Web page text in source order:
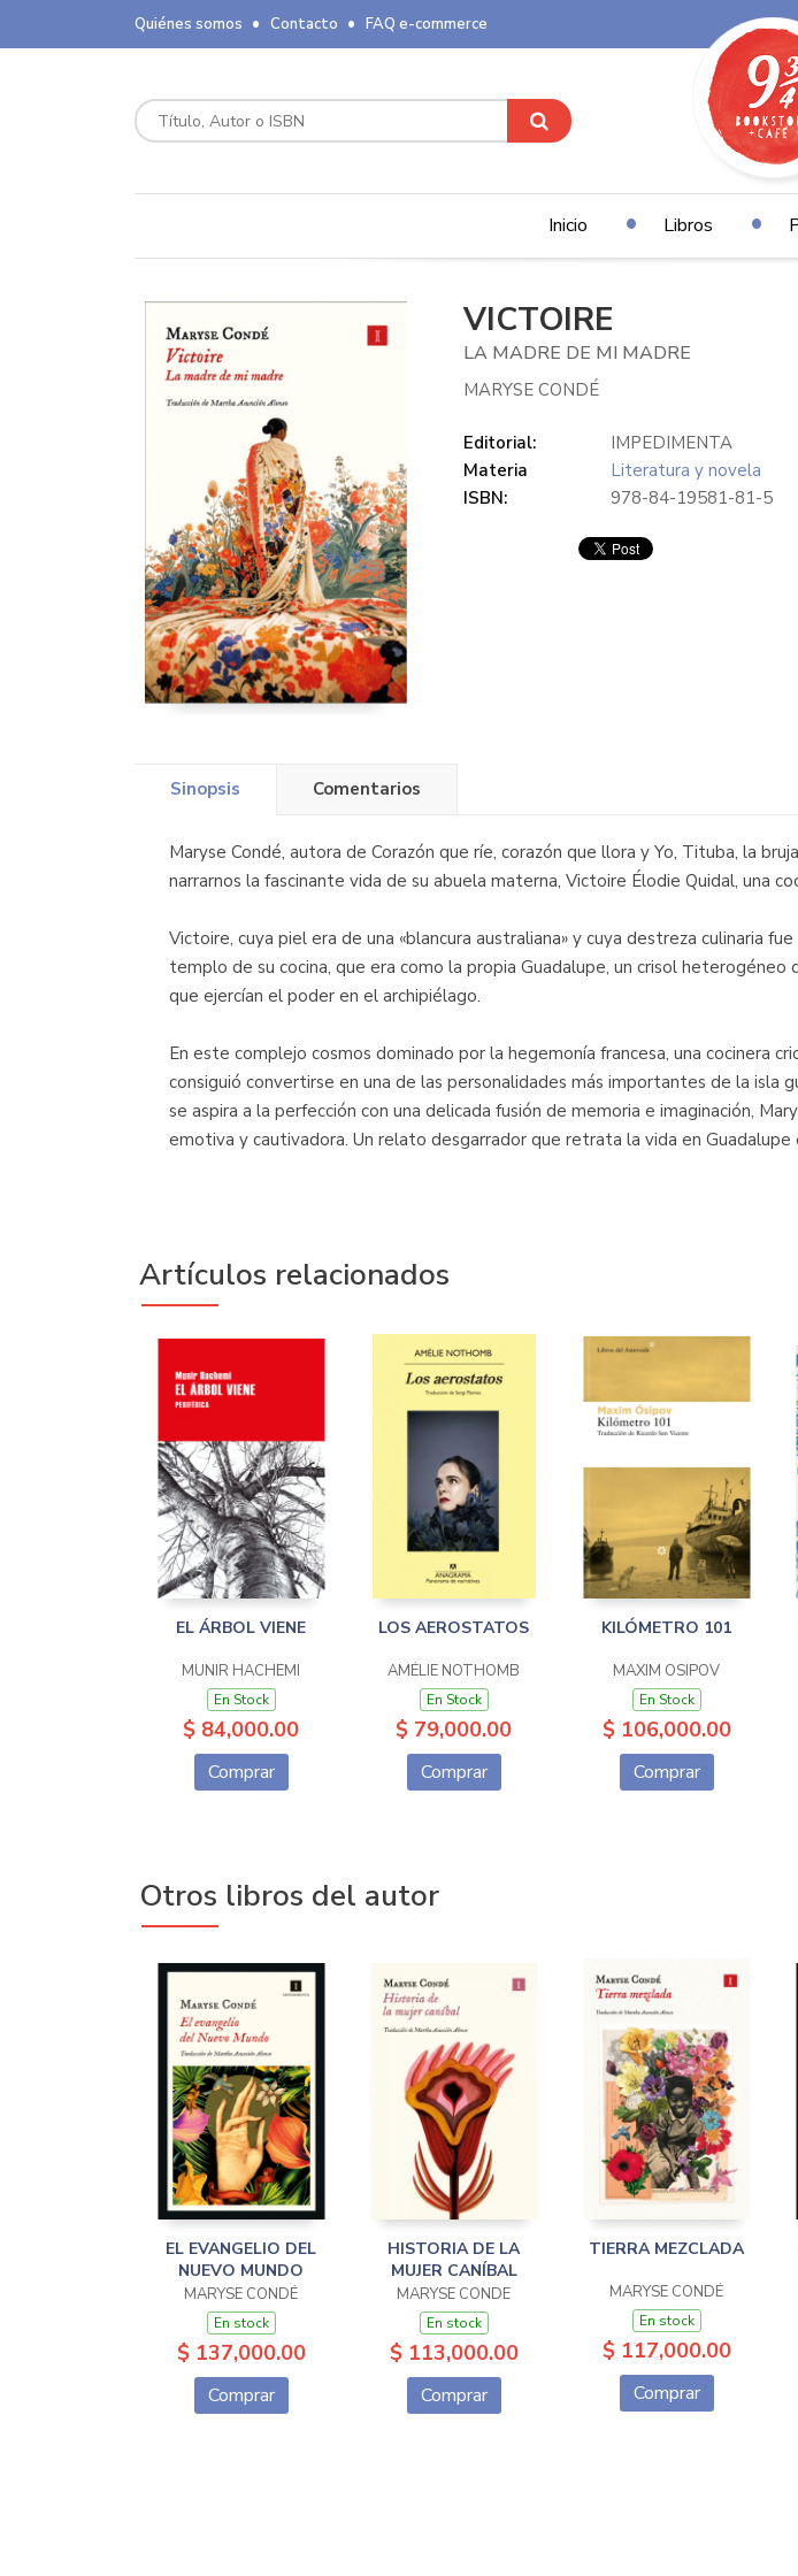
Quiénes somos Contacto FAQ e-commerce
Inicio Libros
VICTOIRE
LA MADRE DE MI MADRE
MARYSE CONDÉ
Editorial:
IMPEDIMENTA
Materia
Literatura y novela
ISBN:
978-84-19581-81-5
Sinopsis Comentarios
Maryse Condé, autora de Corazón que ríe, corazón que llora y Yo, Tituba, la
narrarnos la fascinante vida de su abuela materna, Victoire Élodie Quidal, una
Victoire, cuya piel era de una «blancura australiana» y cuya destreza culinaria
templo de su cocina, que era como la propia Guadalupe, un crisol
que ejercían el poder en el archipiélago.
En este complejo cosmos dominado por la hegemonía francesa, una cocinera
consiguió convertirse en una de las personalidades más importantes de la isla
se aspira a la perfección con una delicada fusión de memoria e imaginación,
emotiva y cautivadora. Un relato desgarrador que retrata la vida en Guadalupe
Artículos relacionados
EL ÁRBOL VIENE
MUNIR HACHEMI
En Stock
$ 84,000.00
Comprar
LOS AEROSTATOS
AMÉLIE NOTHOMB
En Stock
$ 79,000.00
Comprar
KILÓMETRO 101
MAXIM OSIPOV
En Stock
$ 106,000.00
Comprar
Otros libros del autor
EL EVANGELIO DEL
NUEVO MUNDO
MARYSE CONDÉ
En stock
$ 137,000.00
Comprar
HISTORIA DE LA
MUJER CANÍBAL
MARYSE CONDE
En stock
$ 113,000.00
Comprar
TIERRA MEZCLADA
MARYSE CONDÉ
En stock
$ 117,000.00
Comprar